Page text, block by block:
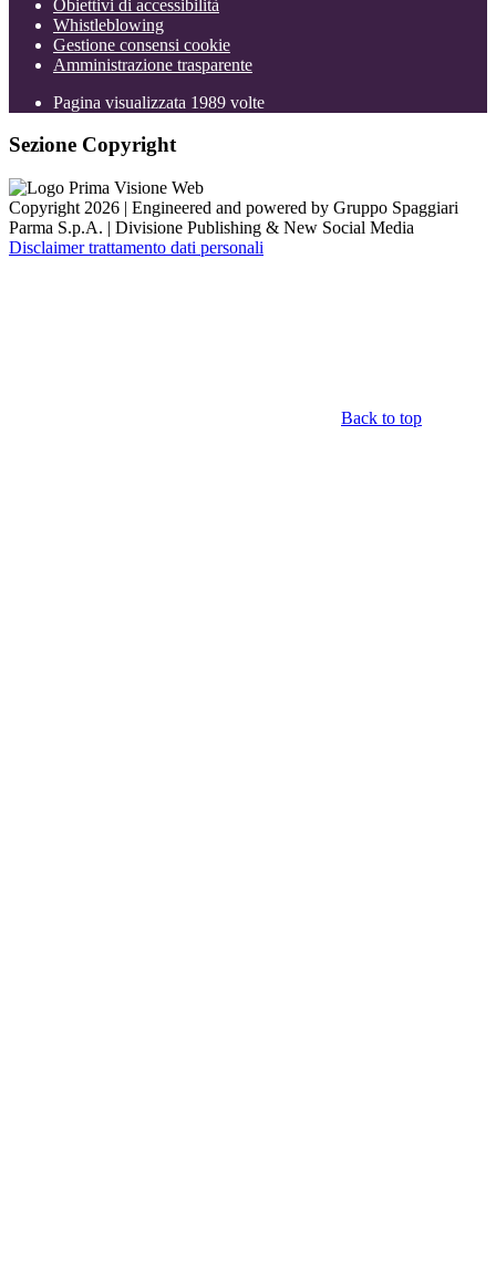
Obiettivi di accessibilità
Whistleblowing
Gestione consensi cookie
Amministrazione trasparente
Pagina visualizzata 1989 volte
Sezione Copyright
Copyright 2026 | Engineered and powered by Gruppo Spaggiari
Parma S.p.A. | Divisione Publishing & New Social Media
Disclaimer trattamento dati personali
Back to top